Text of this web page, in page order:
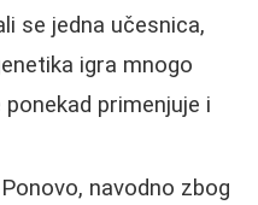
se jedna učesnica,
igra mnogo
primenjuje i
Ponovo, navodno zbog